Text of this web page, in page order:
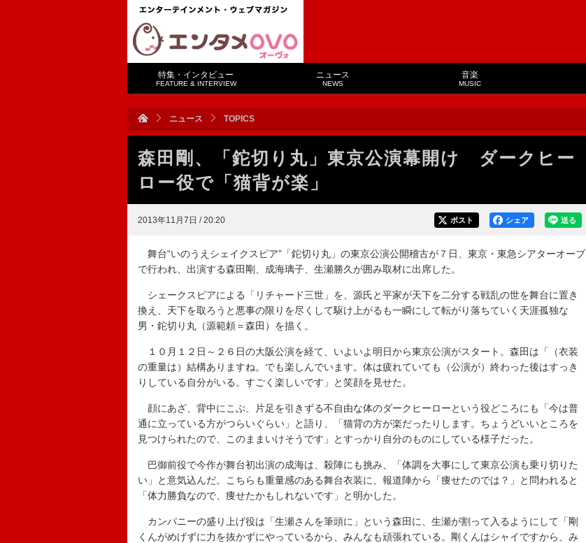
特集・インタビュー
FEATURE & INTERVIEW
ニュース
NEWS
音楽
MUSIC
ニュース TOPICS
森田剛、「鉈切り丸」東京公演幕開け ダークヒー
ロー役で「猫背が楽」
2013年11月7日 / 20:20 送る
シェア
ポスト
舞台“いのうえシェイクスピア”「鉈切り丸」の東京公演公開稽古が７日、東京・東急シアターオーブ
で行われ、出演する森田剛、成海璃子、生瀬勝久が囲み取材に出席した。
シェークスピアによる「リチャード三世」を、源氏と平家が天下を二分する戦乱の世を舞台に置き
換え、天下を取ろうと悪事の限りを尽くして駆け上がるも一瞬にして転がり落ちていく天涯孤独な
男・鉈切り丸（源範頼＝森田）を描く。
１０月１２日～２６日の大阪公演を経て、いよいよ明日から東京公演がスタート。森田は「（衣装
の重量は）結構ありますね。でも楽しんでいます。体は疲れていても（公演が）終わった後はすっき
りしている自分がいる。すごく楽しいです」と笑顔を見せた。
顔にあざ、背中にこぶ、片足を引きずる不自由な体のダークヒーローという役どころにも「今は普
通に立っている方がつらいぐらい」と語り、「猫背の方が楽だったりします。ちょうどいいところを
見つけられたので、このままいけそうです」とすっかり自分のものにしている様子だった。
巴御前役で今作が舞台初出演の成海は、殺陣にも挑み、「体調を大事にして東京公演も乗り切りた
い」と意気込んだ。こちらも重量感のある舞台衣装に、報道陣から「痩せたのでは？」と問われると
「体力勝負なので、痩せたかもしれないです」と明かした。
カンパニーの盛り上げ役は「生瀬さんを筆頭に」という森田に、生瀬が割って入るようにして「剛
くんがめげずに力を抜かずにやっているから、みんなも頑張れている。剛くんはシャイですから、み